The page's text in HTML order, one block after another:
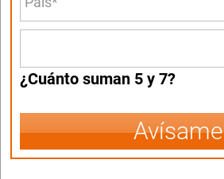
¿Cuánto suman 5 y 7?
Avísame